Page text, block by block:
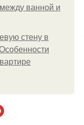
ванной и
стену в